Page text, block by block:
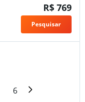
R$ 769
Pesquisar
6